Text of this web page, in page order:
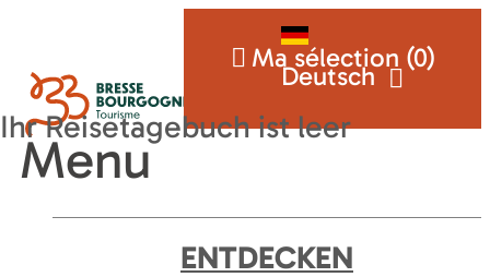
Deutsch
Ma sélection (0)
Menu
ENTDECKEN